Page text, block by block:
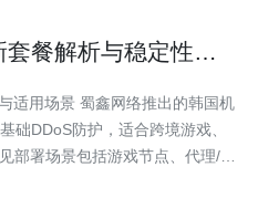
餐解析与稳定性实
络推出的韩国机
础DDoS防护，适合跨境游戏、
部署场景包括游戏节点、代理/梯
为1Gbps端口但流量限额不同。